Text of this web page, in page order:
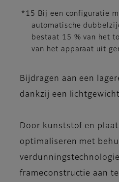
*15 Bij een configuratie
automatische
bestaat 15 % van het
van het apparaat uit
Bijdragen aan een
dankzij een
Door kunststof en
optimaliseren met
frameconstructie aan